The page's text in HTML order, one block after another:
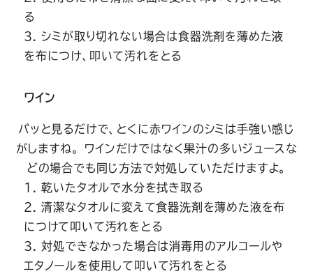
る
シミが取り切れない場合は食器洗剤を薄めた液
を布につけ、叩いて汚れをとる
ワイン
パッと見るだけで、とくに赤ワインのシミは手強い感じ
がしますね。 ワインだけではなく果汁の多いジュースな
どの場合でも同じ方法で対処していただけますよ。
乾いたタオルで水分を拭き取る
清潔なタオルに変えて食器洗剤を薄めた液を布
につけて叩いて汚れをとる
対処できなかった場合は消毒用のアルコールや
エタノールを使用して叩いて汚れをとる